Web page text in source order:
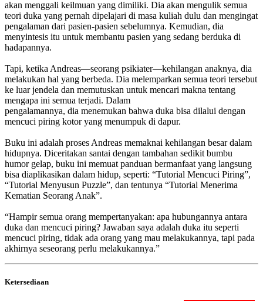
akan menggali keilmuan yang dimiliki. Dia akan mengulik semua
teori duka yang pernah dipelajari di masa kuliah dulu dan mengingat
pengalaman dari pasien-pasien sebelumnya. Kemudian, dia
menyintesis itu untuk membantu pasien yang sedang berduka di
hadapannya.
Tapi, ketika Andreas—seorang psikiater—kehilangan anaknya, dia
melakukan hal yang berbeda. Dia melemparkan semua teori tersebut
ke luar jendela dan memutuskan untuk mencari makna tentang
mengapa ini semua terjadi. Dalam
pengalamannya, dia menemukan bahwa duka bisa dilalui dengan
mencuci piring kotor yang menumpuk di dapur.
Buku ini adalah proses Andreas memaknai kehilangan besar dalam
hidupnya. Diceritakan santai dengan tambahan sedikit bumbu
humor gelap, buku ini memuat panduan bermanfaat yang langsung
bisa diaplikasikan dalam hidup, seperti: “Tutorial Mencuci Piring”,
“Tutorial Menyusun Puzzle”, dan tentunya “Tutorial Menerima
Kematian Seorang Anak”.
“Hampir semua orang mempertanyakan: apa hubungannya antara
duka dan mencuci piring? Jawaban saya adalah duka itu seperti
mencuci piring, tidak ada orang yang mau melakukannya, tapi pada
akhirnya seseorang perlu melakukannya.”
Ketersediaan